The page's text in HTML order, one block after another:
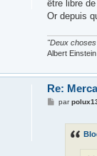
être libre
Or depuis
"Deux choses
Albert Einstein
Re:
Mpar